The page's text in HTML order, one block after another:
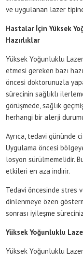
ve uygulanan lazer
Hastalar İçin Yüksek
Hazırlıklar
Yüksek Yoğunluklu
etmesi gereken bazı
öncesi doktorunuzla
sürecinin sağlıklı
görüşmede, sağlık
herhangi bir alerji
Ayrıca, tedavi gününde
Uygulama öncesi
losyon sürülmemelidir.
etkileri en aza indirir.
Tedavi öncesinde stres
dinlenmeye özen
sonrası iyileşme
Yüksek Yoğunluklu
Yüksek Yoğunluklu